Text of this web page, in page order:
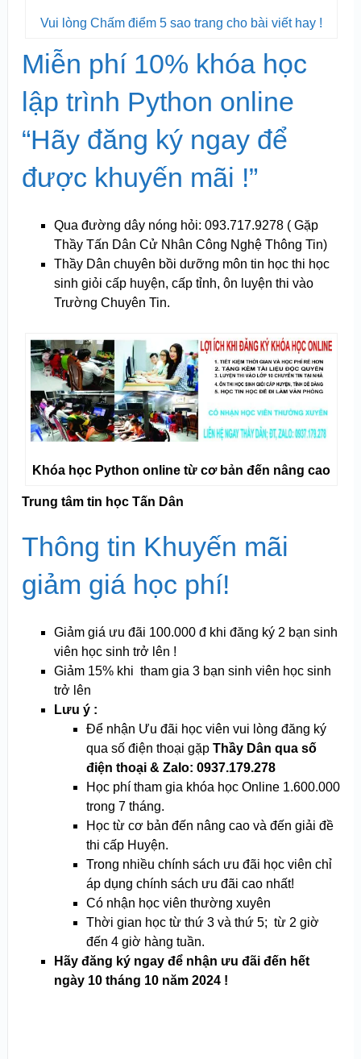
Vui lòng Chấm điểm 5 sao trang cho bài viết hay !
Miễn phí 10% khóa học
lập trình Python online
“Hãy đăng ký ngay để
được khuyến mãi !”
Qua đường dây nóng hỏi: 093.717.9278 ( Gặp
Thầy Tấn Dân Cử Nhân Công Nghệ Thông Tin)
Thầy Dân chuyên bồi dưỡng môn tin học thi học
sinh giỏi cấp huyện, cấp tỉnh, ôn luyện thi vào
Trường Chuyên Tin.
Khóa học Python online từ cơ bản đến nâng cao
Trung tâm tin học Tấn Dân
Thông tin Khuyến mãi
giảm giá học phí!
Giảm giá ưu đãi 100.000 đ khi đăng ký 2 bạn sinh
viên học sinh trở lên !
Giảm 15% khi tham gia 3 bạn sinh viên học sinh
trở lên
Lưu ý :
Để nhận Ưu đãi học viên vui lòng đăng ký
qua số điện thoại gặp Thầy Dân qua số
điện thoại & Zalo: 0937.179.278
Học phí tham gia khóa học Online 1.600.000
trong 7 tháng.
Học từ cơ bản đến nâng cao và đến giải đề
thi cấp Huyện.
Trong nhiều chính sách ưu đãi học viên chỉ
áp dụng chính sách ưu đãi cao nhất!
Có nhận học viên thường xuyên
Thời gian học từ thứ 3 và thứ 5; từ 2 giờ
đến 4 giờ hàng tuần.
Hãy đăng ký ngay để nhận ưu đãi đến hết
ngày 10 tháng 10 năm 2024 !